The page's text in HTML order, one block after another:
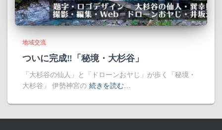
地域交流
ついに完成‼「秘境・大杉谷」
「大杉谷の仙人」と「ドローンおヤじ」が歩く「秘境・
大杉谷」 伊勢神宮の 続きを読む…